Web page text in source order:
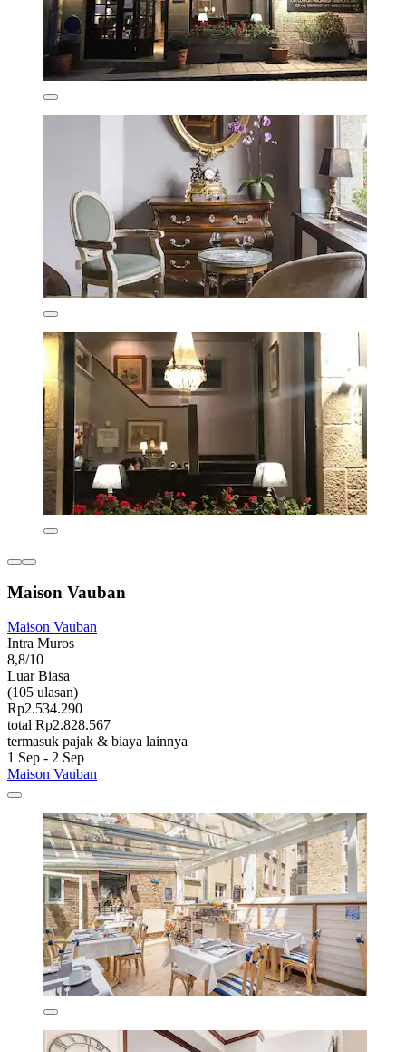
Maison Vauban
Maison Vauban
Intra Muros
8,8/10
Luar Biasa
(105 ulasan)
Rp2.534.290
total Rp2.828.567
termasuk pajak & biaya lainnya
1 Sep - 2 Sep
Maison Vauban